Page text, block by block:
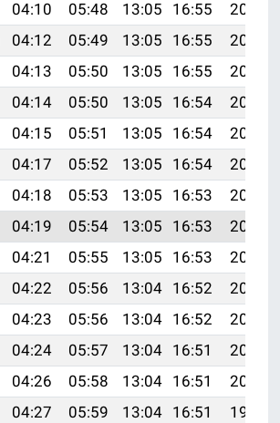
04:10 05:48 13:05 16:55
20:12
04:12 05:49 13:05 16:55
20:12
04:13 05:50 13:05 16:55
20:11
04:14 05:50 13:05 16:54
20:10
04:15 05:51 13:05 16:54
20:09
04:17 05:52 13:05 16:54
20:08
04:18 05:53 13:05 16:53
20:07
04:19 05:54 13:05 16:53
20:05
04:21 05:55 13:05 16:53
20:04
04:22 05:56 13:04 16:52
20:03
04:23 05:56 13:04 16:52
20:02
04:24 05:57 13:04 16:51
20:01
04:26 05:58 13:04 16:51
20:00
04:27 05:59 13:04 16:51
19:59